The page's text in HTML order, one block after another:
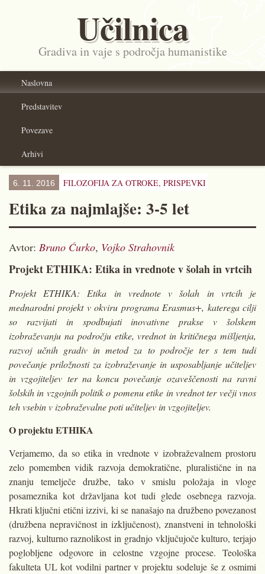
Učilnica
Gradiva in vaje s področja humanistike
Naslovna
Predstavitev
Povezave
Arhivi
6. 11. 2016 FILOZOFIJA ZA OTROKE, PRISPEVKI
Etika za najmlajše: 3-5 let
Avtor: Bruno Ćurko, Vojko Strahovnik
Projekt ETHIKA: Etika in vrednote v šolah in vrtcih
Projekt ETHIKA: Etika in vrednote v šolah in vrtcih je
mednarodni projekt v okviru programa Erasmus+, katerega cilji
so razvijati in spodbujati inovativne prakse v šolskem
izobraževanju na področju etike, vrednot in kritičnega mišljenja,
razvoj učnih gradiv in metod za to področje ter s tem tudi
povečanje priložnosti za izobraževanje in usposabljanje učiteljev
in vzgojiteljev ter na koncu povečanje ozaveščenosti na ravni
šolskih in vzgojnih politik o pomenu etike in vrednot ter večji vnos
teh vsebin v izobraževalne poti učiteljev in vzgojiteljev.
O projektu ETHIKA
Verjamemo, da so etika in vrednote v izobraževalnem prostoru
zelo pomemben vidik razvoja demokratične, pluralistične in na
znanju temelječe družbe, tako v smislu položaja in vloge
posameznika kot državljana kot tudi glede osebnega razvoja.
Hkrati ključni etični izzivi, ki se nanašajo na družbeno povezanost
(družbena nepravičnost in izključe­nost), znanstveni in tehnološki
razvoj, kulturno raznolikost in gradnjo vklju­čujoče kulturo, terjajo
poglobljene od­govore in celostne vzgojne procese. Teološka
fakulteta UL kot vodilni par­tner v projektu sodeluje še z osmimi